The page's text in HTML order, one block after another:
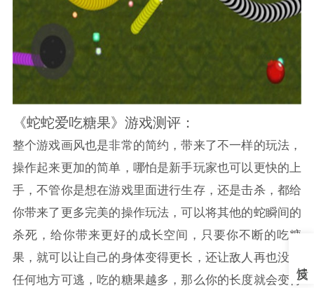
《蛇蛇爱吃糖果》游戏测评：
整个游戏画风也是非常的简约，带来了不一样的玩法，
操作起来更加的简单，哪怕是新手玩家也可以更快的上
手，不管你是想在游戏里面进行生存，还是击杀，都给
你带来了更多完美的操作玩法，可以将其他的蛇瞬间的
杀死，给你带来更好的成长空间，只要你不断的吃糖
果，就可以让自己的身体变得更长，还让敌人再也没有
任何地方可逃，吃的糖果越多，那么你的长度就会变得